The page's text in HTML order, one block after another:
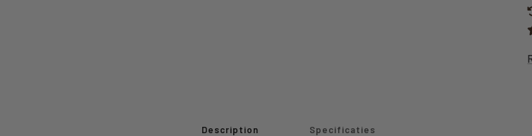
Description Specificaties